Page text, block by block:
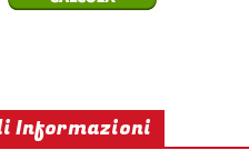
Informazioni